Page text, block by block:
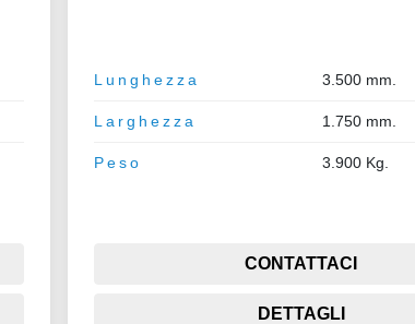
Lunghezza 3.500 mm.
Larghezza 1.750 mm.
Peso 3.900 Kg.
CONTATTACI
DETTAGLI